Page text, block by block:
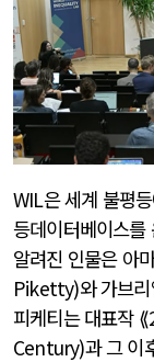
WIL은 세계 불평
등데이터베이스를
알려진 인물은 아
Piketty)와 가브
피케티는 대표작 ⟪
Century)과 그 이